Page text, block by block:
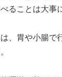
ることは大事
、胃や小腸で